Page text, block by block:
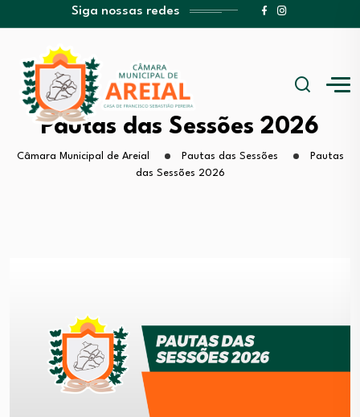
Siga nossas redes
Pautas das Sessões 2026
Câmara Municipal de Areial Pautas das Sessões
Pautas
das Sessões 2026